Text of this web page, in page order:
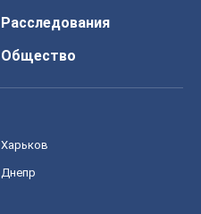
Расследования
Общество
Харьков
Днепр